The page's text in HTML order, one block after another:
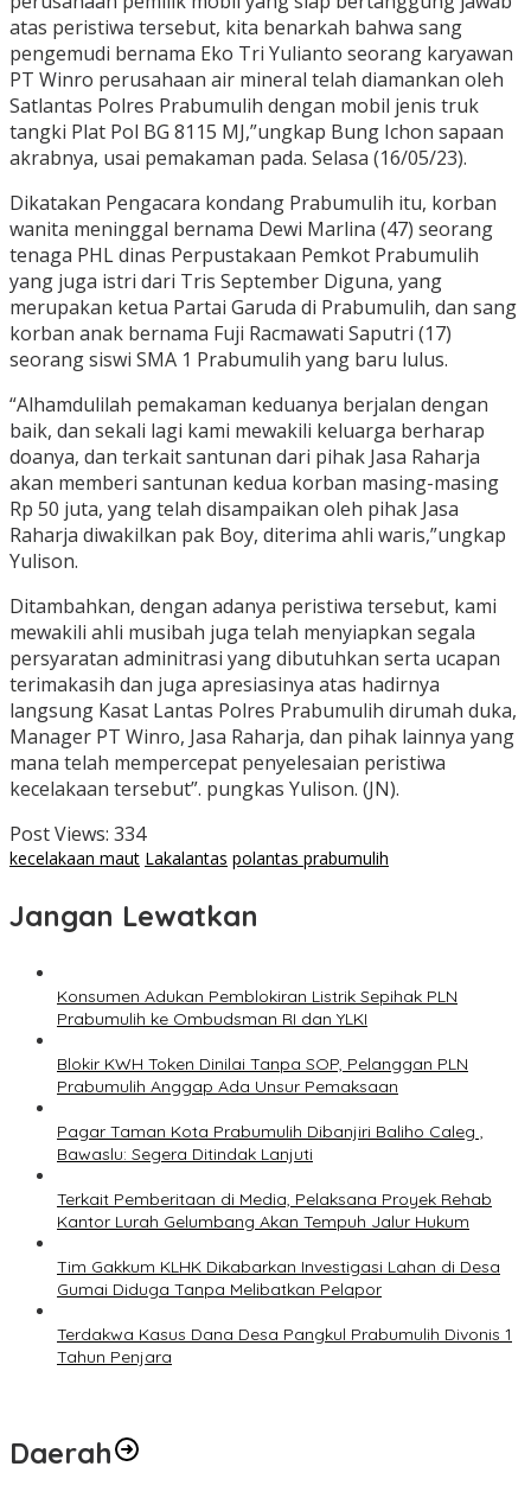
atas peristiwa tersebut, kita benarkah bahwa sang
pengemudi bernama Eko Tri Yulianto seorang karyawan
PT Winro perusahaan air mineral telah diamankan oleh
Satlantas Polres Prabumulih dengan mobil jenis truk
tangki Plat Pol BG 8115 MJ,”ungkap Bung Ichon sapaan
akrabnya, usai pemakaman pada. Selasa (16/05/23).
Dikatakan Pengacara kondang Prabumulih itu, korban
wanita meninggal bernama Dewi Marlina (47) seorang
tenaga PHL dinas Perpustakaan Pemkot Prabumulih
yang juga istri dari Tris September Diguna, yang
merupakan ketua Partai Garuda di Prabumulih, dan sang
korban anak bernama Fuji Racmawati Saputri (17)
seorang siswi SMA 1 Prabumulih yang baru lulus.
“Alhamdulilah pemakaman keduanya berjalan dengan
baik, dan sekali lagi kami mewakili keluarga berharap
doanya, dan terkait santunan dari pihak Jasa Raharja
akan memberi santunan kedua korban masing-masing
Rp 50 juta, yang telah disampaikan oleh pihak Jasa
Raharja diwakilkan pak Boy, diterima ahli waris,”ungkap
Yulison.
Ditambahkan, dengan adanya peristiwa tersebut, kami
mewakili ahli musibah juga telah menyiapkan segala
persyaratan adminitrasi yang dibutuhkan serta ucapan
terimakasih dan juga apresiasinya atas hadirnya
langsung Kasat Lantas Polres Prabumulih dirumah duka,
Manager PT Winro, Jasa Raharja, dan pihak lainnya yang
mana telah mempercepat penyelesaian peristiwa
kecelakaan tersebut”. pungkas Yulison. (JN).
Post Views: 334
kecelakaan maut Lakalantas polantas prabumulih
Jangan Lewatkan
Konsumen Adukan Pemblokiran Listrik Sepihak PLN
Prabumulih ke Ombudsman RI dan YLKI
Blokir KWH Token Dinilai Tanpa SOP, Pelanggan PLN
Prabumulih Anggap Ada Unsur Pemaksaan
Pagar Taman Kota Prabumulih Dibanjiri Baliho Caleg ,
Bawaslu: Segera Ditindak Lanjuti
Terkait Pemberitaan di Media, Pelaksana Proyek Rehab
Kantor Lurah Gelumbang Akan Tempuh Jalur Hukum
Tim Gakkum KLHK Dikabarkan Investigasi Lahan di Desa
Gumai Diduga Tanpa Melibatkan Pelapor
Terdakwa Kasus Dana Desa Pangkul Prabumulih Divonis 1
Tahun Penjara
Daerah